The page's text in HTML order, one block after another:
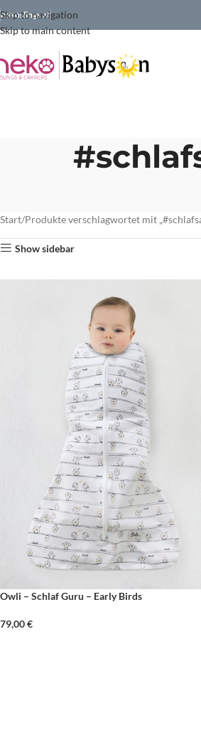
Skip to navigation
Skip to main content
nekoslings.at
Start Produkte verschlagwortet mit
Show sidebar
Owli – Schlaf Guru – Early Birds
79,00€